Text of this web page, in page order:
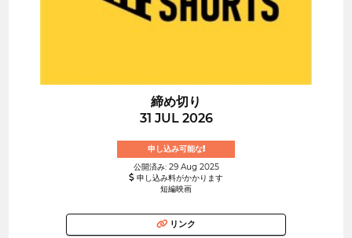
締め切り
31 JUL 2026
申し込み可能な!
公開済み: 29 Aug 2025
申し込み料がかかります
短編映画
リンク